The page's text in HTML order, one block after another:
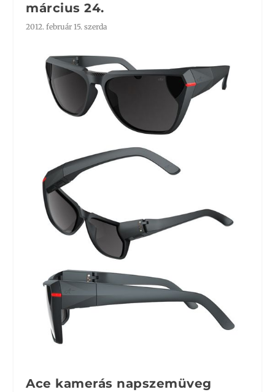
március 24.
2012. február 15. szerda
Ace kamerás napszemüveg